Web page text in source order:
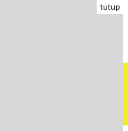
tutup